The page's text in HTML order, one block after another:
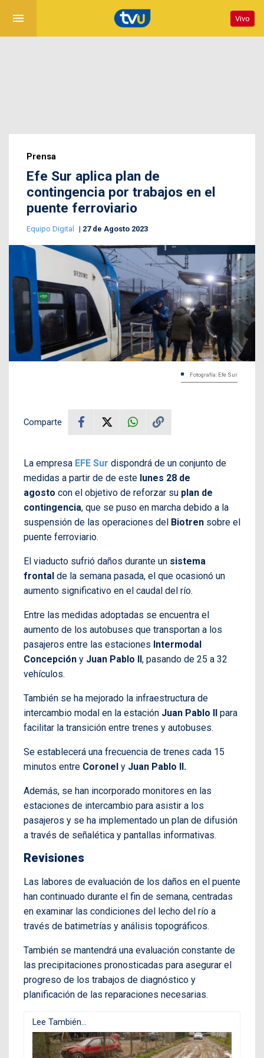
menu Vivo
Prensa
Efe Sur aplica plan de
contingencia por trabajos en el
puente ferroviario
Equipo Digital 27 de Agosto 2023
Fotografía: Efe Sur
Comparte
La empresa EFE Sur dispondrá de un conjunto de
medidas a partir de de este lunes 28 de
agosto con el objetivo de reforzar su plan de
contingencia, que se puso en marcha debido a la
suspensión de las operaciones del Biotren sobre el
puente ferroviario.
El viaducto sufrió daños durante un sistema
frontal de la semana pasada, el que ocasionó un
aumento significativo en el caudal del río.
Entre las medidas adoptadas se encuentra el
aumento de los autobuses que transportan a los
pasajeros entre las estaciones Intermodal
Concepción y Juan Pablo II, pasando de 25 a 32
vehículos.
También se ha mejorado la infraestructura de
intercambio modal en la estación Juan Pablo II para
facilitar la transición entre trenes y autobuses.
Se establecerá una frecuencia de trenes cada 15
minutos entre Coronel y Juan Pablo II.
Además, se han incorporado monitores en las
estaciones de intercambio para asistir a los
pasajeros y se ha implementado un plan de difusión
a través de señalética y pantallas informativas.
Revisiones
Las labores de evaluación de los daños en el puente
han continuado durante el fin de semana, centradas
en examinar las condiciones del lecho del río a
través de batimetrías y análisis topográficos.
También se mantendrá una evaluación constante de
las precipitaciones pronosticadas para asegurar el
progreso de los trabajos de diagnóstico y
planificación de las reparaciones necesarias.
Lee También...